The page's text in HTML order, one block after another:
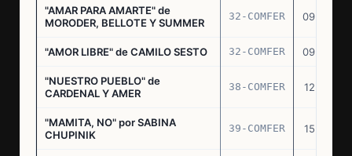
"AMAR PARA AMARTE" de
MORODER, BELLOTE Y SUMMER
32-COMFER 09.09.76
"AMOR LIBRE" de CAMILO SESTO 32-COMFER 09.09.76
"NUESTRO PUEBLO" de
CARDENAL Y AMER
38-COMFER 12.10.76
"MAMITA, NO" por SABINA
CHUPINIK
39-COMFER 15.10.76